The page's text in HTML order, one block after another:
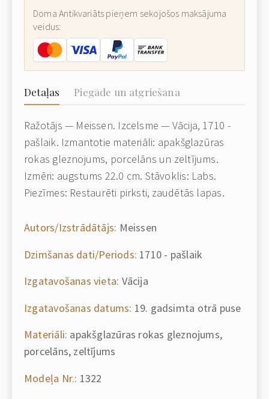
Doma Antikvariāts pieņem sekojošos maksājuma
veidus:
Detaļas Piegāde un atgriešana
Ražotājs — Meissen. Izcelsme — Vācija, 1710 -
pašlaik. Izmantotie materiāli: apakšglazūras
rokas gleznojums, porcelāns un zeltījums.
Izmēri: augstums 22.0 cm. Stāvoklis: Labs.
Piezīmes: Restaurēti pirksti, zaudētās lapas.
Autors/Izstrādātājs: Meissen
Dzimšanas dati/Periods: 1710 - pašlaik
Izgatavošanas vieta: Vācija
Izgatavošanas datums: 19. gadsimta otrā puse
Materiāli: apakšglazūras rokas gleznojums,
porcelāns, zeltījums
Modeļa Nr.: 1322